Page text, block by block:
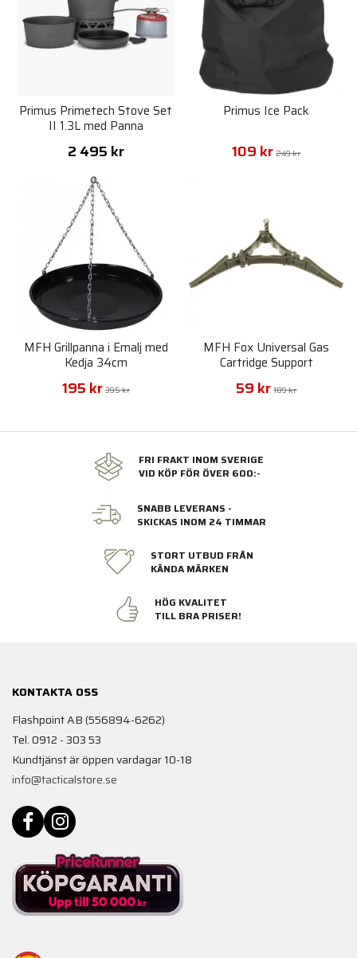
Primus Primetech Stove Set
II 1.3L med Panna
2 495 kr
Primus Ice Pack
109 kr 249 kr
MFH Grillpanna i Emalj med
Kedja 34cm
195 kr 395 kr
MFH Fox Universal Gas
Cartridge Support
59 kr 109 kr
FRI FRAKT INOM SVERIGE
VID KÖP FÖR ÖVER 600:-
SNABB LEVERANS -
SKICKAS INOM 24 TIMMAR
STORT UTBUD FRÅN
KÄNDA MÄRKEN
HÖG KVALITET
TILL BRA PRISER!
KONTAKTA OSS
Flashpoint AB (556894-6262)
Tel. 0912 - 303 53
Kundtjänst är öppen vardagar 10-18
info@tacticalstore.se